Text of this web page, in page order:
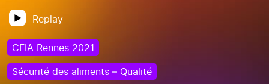
Replay
CFIA Rennes 2021
Sécurité des aliments – Qualité